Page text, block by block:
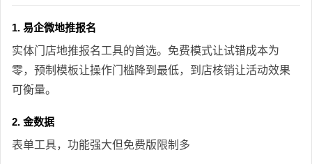
1. 易企微地推报名
实体门店地推报名工具的首选。免费模式让试错成本为
零，预制模板让操作门槛降到最低，到店核销让活动效果
可衡量。
2. 金数据
表单工具，功能强大但免费版限制多